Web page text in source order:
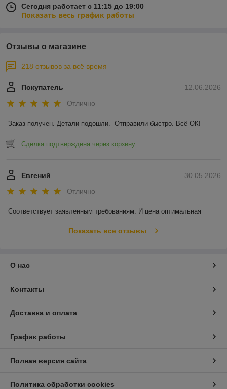
Сегодня работает с 11:15 до 19:00
Показать весь график работы
Отзывы о магазине
218 отзывов за всё время
12.06.2026
Покупатель
Отлично
Заказ получен. Детали подошли.  Отправили быстро. Всё ОК!
Сделка подтверждена через корзину
30.05.2026
Евгений
Отлично
Соответствует заявленным требованиям. И цена оптимальная
Показать все отзывы
О нас
Контакты
Доставка и оплата
График работы
Полная версия сайта
Политика обработки cookies